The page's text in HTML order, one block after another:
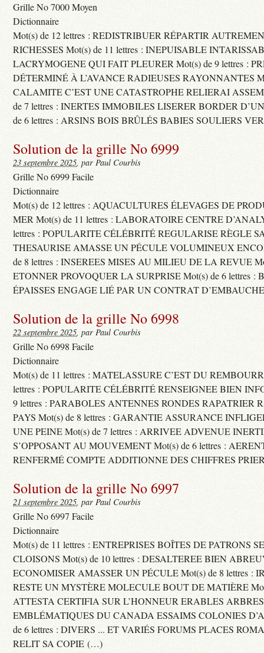
Grille No 7000 Moyen
Dictionnaire
Mot(s) de 12 lettres : REDISTRIBUER RÉPARTIR
RICHESSES Mot(s) de 11 lettres : INEPUISABLE
LACRYMOGENE QUI FAIT PLEURER Mot(s) de 9 lettres :
DÉTERMINÉ À L’AVANCE RADIEUSES RAYONNANTES
CALAMITE C’EST UNE CATASTROPHE RELIERAI
de 7 lettres : INERTES IMMOBILES LISERER BORDER
de 6 lettres : ARSINS BOIS BRÛLÉS BABIES SOULIERS
Solution de la grille No 6999
23 septembre 2025, par Paul Courbis
Grille No 6999 Facile
Dictionnaire
Mot(s) de 12 lettres : AQUACULTURES ÉLEVAGES DE
MER Mot(s) de 11 lettres : LABORATOIRE CENTRE
lettres : POPULARITE CÉLÉBRITÉ REGULARISE RÈGLE
THESAURISE AMASSE UN PÉCULE VOLUMINEUX
de 8 lettres : INSEREES MISES AU MILIEU DE LA REVUE
ETONNER PROVOQUER LA SURPRISE Mot(s) de 6 lettres :
ÉPAISSES ENGAGE LIÉ PAR UN CONTRAT
Solution de la grille No 6998
22 septembre 2025, par Paul Courbis
Grille No 6998 Facile
Dictionnaire
Mot(s) de 11 lettres : MATELASSURE C’EST DU
lettres : POPULARITE CÉLÉBRITÉ RENSEIGNEE BIEN
9 lettres : PARABOLES ANTENNES RONDES RAPATRIER
PAYS Mot(s) de 8 lettres : GARANTIE ASSURANCE
UNE PEINE Mot(s) de 7 lettres : ARRIVEE ADVENUE
S’OPPOSANT AU MOUVEMENT Mot(s) de 6 lettres :
RENFERMÉ COMPTE ADDITIONNE DES CHIFFRES
Solution de la grille No 6997
21 septembre 2025, par Paul Courbis
Grille No 6997 Facile
Dictionnaire
Mot(s) de 11 lettres : ENTREPRISES BOÎTES DE PATRONS
CLOISONS Mot(s) de 10 lettres : DESALTEREE BIEN
ECONOMISER AMASSER UN PÉCULE Mot(s) de 8 lettres :
RESTE UN MYSTÈRE MOLECULE BOUT DE MATIÈRE
ATTESTA CERTIFIA SUR L’HONNEUR ERABLES ARBRES
EMBLÉMATIQUES DU CANADA ESSAIMS COLONIES
de 6 lettres : DIVERS ... ET VARIÉS FORUMS PLACES
RELIT SA COPIE (…)